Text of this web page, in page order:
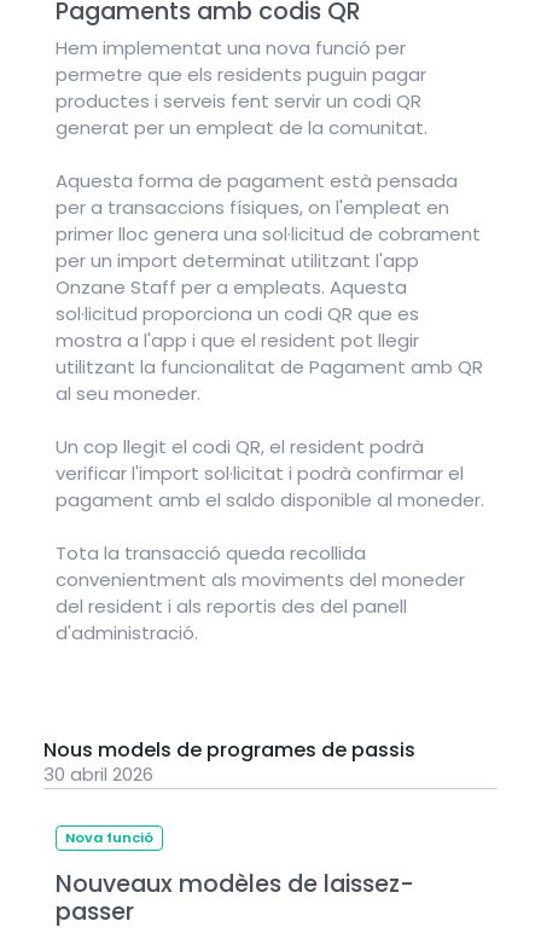
Pagaments amb codis QR
Hem implementat una nova funció per
permetre que els residents puguin pagar
productes i serveis fent servir un codi QR
generat per un empleat de la comunitat.
Aquesta forma de pagament està pensada
per a transaccions físiques, on l'empleat en
primer lloc genera una sol·licitud de cobrament
per un import determinat utilitzant l'app
Onzane Staff per a empleats. Aquesta
sol·licitud proporciona un codi QR que es
mostra a l'app i que el resident pot llegir
utilitzant la funcionalitat de Pagament amb QR
al seu moneder.
Un cop llegit el codi QR, el resident podrà
verificar l'import sol·licitat i podrà confirmar el
pagament amb el saldo disponible al moneder.
Tota la transacció queda recollida
convenientment als moviments del moneder
del resident i als reportis des del panell
d'administració.
Nous models de programes de passis
30 abril 2026
Nova funció
Nouveaux modèles de laissez-
passer